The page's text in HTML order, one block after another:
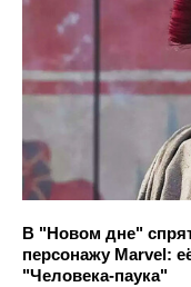
В "Новом дне"
персонажу Marvel:
"Человека-паука"